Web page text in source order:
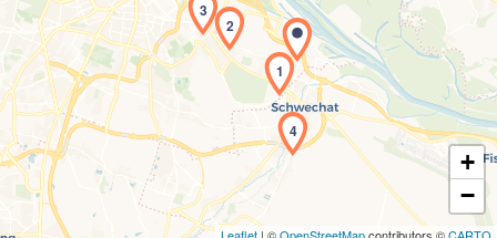
Laden der Karte...
1
2
3
4
+
−